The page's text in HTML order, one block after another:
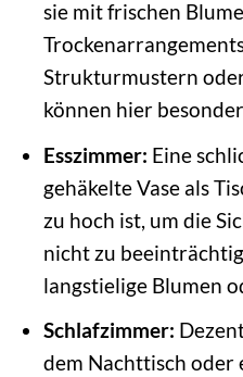
sie mit frischen
Strukturmustern
können hier
Esszimmer: Eine
gehäkelte Vase als
zu hoch ist, um die
nicht zu
langstielige Blumen
Schlafzimmer:
dem Nachttisch oder